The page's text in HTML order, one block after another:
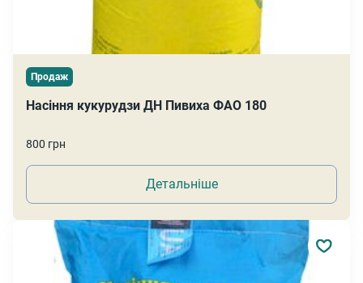
Продаж
Насіння кукурудзи ДН Пивиха ФАО 180
800 грн
Детальніше